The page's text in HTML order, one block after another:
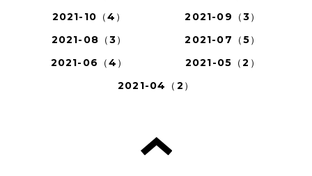
2021-10（4）
2021-09（3）
2021-08（3）
2021-07（5）
2021-06（4）
2021-05（2）
2021-04（2）